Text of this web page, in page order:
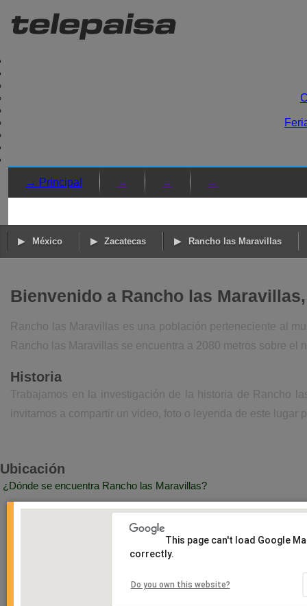
→ Principal → → →
México Zacatecas Rancho las Maravillas
Bienvenido a Rancho las
Rancho las Maravillas es una población perteneciente al
Rancho las Maravillas se encuentra a 2080 metros sobre el
Historia
Trabajamos en la investigación de la historia de Rancho
invitamos a compartir un video, foto o leyenda de este lugar
Ubicación
¿Dónde se encuentra Rancho las Maravillas?
This page can't load Google
correctly.
Do you own this website?